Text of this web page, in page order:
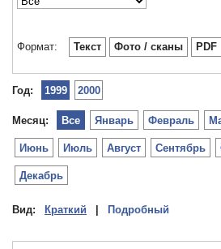
Формат: Текст Фото / сканы PDF
Год: 1999 2000
Месяц: Январь Февраль
Июнь Июль Август Сентябрь
Декабрь
Все
Вид: Краткий Подробный